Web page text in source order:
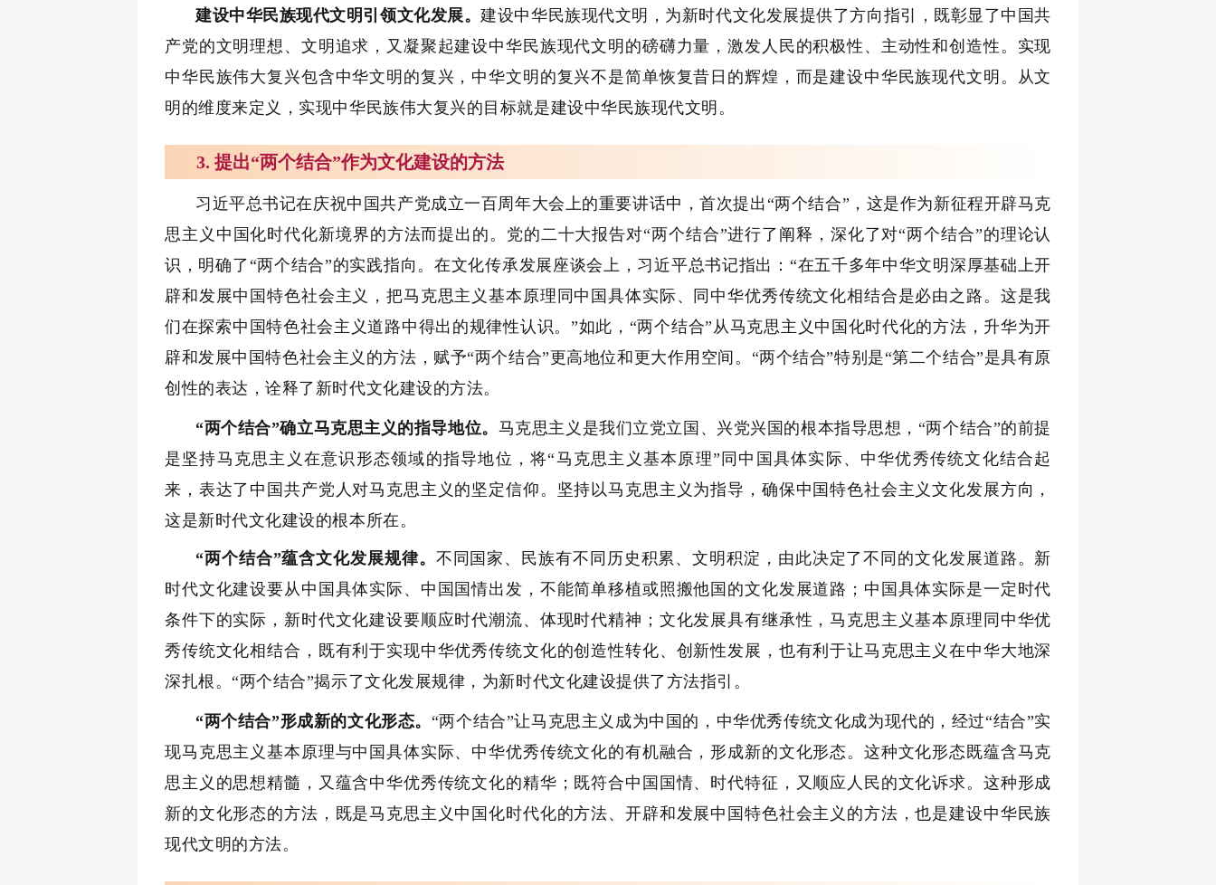
建设中华民族现代文明引领文化发展。建设中华民族现代文明，为新时代文化发展提供了方向指引，既彰显了中国共
产党的文明理想、文明追求，又凝聚起建设中华民族现代文明的磅礴力量，激发人民的积极性、主动性和创造性。实现
中华民族伟大复兴包含中华文明的复兴，中华文明的复兴不是简单恢复昔日的辉煌，而是建设中华民族现代文明。从文
明的维度来定义，实现中华民族伟大复兴的目标就是建设中华民族现代文明。
3. 提出“两个结合”作为文化建设的方法
习近平总书记在庆祝中国共产党成立一百周年大会上的重要讲话中，首次提出“两个结合”，这是作为新征程开辟马克
思主义中国化时代化新境界的方法而提出的。党的二十大报告对“两个结合”进行了阐释，深化了对“两个结合”的理论认
识，明确了“两个结合”的实践指向。在文化传承发展座谈会上，习近平总书记指出：“在五千多年中华文明深厚基础上开
辟和发展中国特色社会主义，把马克思主义基本原理同中国具体实际、同中华优秀传统文化相结合是必由之路。这是我
们在探索中国特色社会主义道路中得出的规律性认识。”如此，“两个结合”从马克思主义中国化时代化的方法，升华为开
辟和发展中国特色社会主义的方法，赋予“两个结合”更高地位和更大作用空间。“两个结合”特别是“第二个结合”是具有原
创性的表达，诠释了新时代文化建设的方法。
“两个结合”确立马克思主义的指导地位。 马克思主义是我们立党立国、兴党兴国的根本指导思想，“两个结合”的前提
是坚持马克思主义在意识形态领域的指导地位，将“马克思主义基本原理”同中国具体实际、中华优秀传统文化结合起
来，表达了中国共产党人对马克思主义的坚定信仰。坚持以马克思主义为指导，确保中国特色社会主义文化发展方向，
这是新时代文化建设的根本所在。
“两个结合”蕴含文化发展规律。 不同国家、民族有不同历史积累、文明积淀，由此决定了不同的文化发展道路。新
时代文化建设要从中国具体实际、中国国情出发，不能简单移植或照搬他国的文化发展道路；中国具体实际是一定时代
条件下的实际，新时代文化建设要顺应时代潮流、体现时代精神；文化发展具有继承性，马克思主义基本原理同中华优
秀传统文化相结合，既有利于实现中华优秀传统文化的创造性转化、创新性发展，也有利于让马克思主义在中华大地深
深扎根。“两个结合”揭示了文化发展规律，为新时代文化建设提供了方法指引。
“两个结合”形成新的文化形态。 “两个结合”让马克思主义成为中国的，中华优秀传统文化成为现代的，经过“结合”实
现马克思主义基本原理与中国具体实际、中华优秀传统文化的有机融合，形成新的文化形态。这种文化形态既蕴含马克
思主义的思想精髓，又蕴含中华优秀传统文化的精华；既符合中国国情、时代特征，又顺应人民的文化诉求。这种形成
新的文化形态的方法，既是马克思主义中国化时代化的方法、开辟和发展中国特色社会主义的方法，也是建设中华民族
现代文明的方法。